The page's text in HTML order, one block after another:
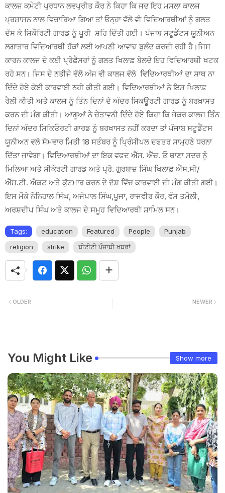
ਕਾਲਜ ਕਮੇਟੀ ਪ੍ਰਧਾਨ ਲਵਪ੍ਰੀਤ ਕੌਰ ਨੇ ਕਿਹਾ ਕਿ ਜਦ ਇਹ ਮਸਲਾ ਕਾਲਜ
ਪ੍ਰਸ਼ਾਸਨ ਨਾਲ ਵਿਚਾਰਿਆ ਗਿਆ ਤਾਂ ਓਨ੍ਹਾ ਵੱਲੋ ਵੀ ਵਿਦਿਆਰਥੀਆਂ ਨੂੰ ਗਲਤ
ਦੱਸ ਕੇ ਸਿਕੌਰਿਟੀ ਗਾਰਡ ਨੂੰ ਪੂਰੀ ਸ਼ਹਿ ਦਿੱਤੀ ਗਈ। ਪੰਜਾਬ ਸਟੂਡੈਂਟਸ ਯੂਨੀਅਨ
ਲਗਾਤਾਰ ਵਿਦਿਆਰਥੀ ਹੱਕਾਂ ਲਈ ਆਪਣੀ ਆਵਾਜ਼ ਬੁਲੰਦ ਕਰਦੀ ਰਹੀ ਹੈ।ਜਿਸ
ਕਾਰਨ ਕਾਲਜ ਦੇ ਕਈ ਪ੍ਰੋਫ਼ੈਸਰਾਂ ਨੂੰ ਗਲਤ ਖਿਲਾਫ਼ ਬੋਲਦੇ ਇਹ ਵਿਦਿਆਰਥੀ ਖਟਕ
ਰਹੇ ਸਨ। ਜਿਸ ਦੇ ਨਤੀਜੇ ਵੱਲੋ ਅੱਜ ਵੀ ਕਾਲਜ ਵੱਲੋ ਵਿਦਿਆਰਥੀਆਂ ਦਾ ਸਾਥ ਨਾ
ਦਿੰਦੇ ਹੋਏ ਕੋਈ ਕਾਰਵਾਈ ਨਹੀ ਕੀਤੀ ਗਈ। ਵਿਦਿਆਰਥੀਆਂ ਨੇ ਇਸ ਖਿਲਾਫ਼
ਰੈਲੀ ਕੀਤੀ ਅਤੇ ਕਾਲਜ ਨੂੰ ਤਿੰਨ ਦਿਨਾਂ ਦੇ ਅੰਦਰ ਸਿਕਊਰਟੀ ਗਾਰਡ ਨੂੰ ਬਰਖ਼ਾਸਤ
ਕਰਨ ਦੀ ਮੰਗ ਕੀਤੀ। ਆਗੂਆਂ ਨੇ ਚੇਤਾਵਨੀ ਦਿੰਦੇ ਹੋਏ ਕਿਹਾ ਕਿ ਜੇਕਰ ਕਾਲਜ ਤਿੰਨ
ਦਿਨਾਂ ਅੰਦਰ ਸਿਕਿਓਰਟੀ ਗਾਰਡ ਨੂੰ ਬਰਖਾਸਤ ਨਹੀਂ ਕਰਦਾ ਤਾਂ ਪੰਜਾਬ ਸਟੂਡੈਂਟਸ
ਯੂਨੀਅਨ ਵਲੋ ਸੋਮਵਾਰ ਮਿਤੀ 18 ਸਤੰਬਰ ਨੂੰ ਪ੍ਰਿੰਸੀਪਲ ਦਫਤਰ ਸਾਮ੍ਹਣੇ ਧਰਨਾ
ਦਿੱਤਾ ਜਾਵੇਗਾ। ਵਿਦਿਆਰਥੀਆਂ ਦਾ ਇਕ ਵਫਦ ਐੱਸ. ਐੱਚ. ਓ ਥਾਣਾ ਸਦਰ ਨੂੰ
ਮਿਲਿਆ ਅਤੇ ਸੀਕੌਰਟੀ ਗਾਰਡ ਅਤੇ ਪ੍ਰੋ. ਗੁਰਬਾਜ਼ ਸਿੰਘ ਖਿਲਾਫ਼ ਐੱਸ.ਸੀ/
ਐੱਸ.ਟੀ. ਐਕਟ ਅਤੇ ਕੁੱਟਮਾਰ ਕਰਨ ਦੇ ਦੋਸ਼ ਵਿੱਚ ਕਾਰਵਾਈ ਦੀ ਮੰਗ ਕੀਤੀ ਗਈ।
ਇਸ ਮੌਕੇ ਨੌਨਿਹਾਲ ਸਿੰਘ, ਅਜੇਪਾਲ ਸਿੰਘ,ਪੂਜਾ, ਰਾਜਵੀਰ ਕੌਰ, ਵੰਸ ਤਮੋਲੀ,
ਅਰਸ਼ਦੀਪ ਸਿੰਘ ਅਤੇ ਕਾਲਜ ਦੇ ਸਮੂਹ ਵਿਦਿਆਰਥੀ ਸ਼ਾਮਿਲ ਸਨ।
Tags: education Featured People
Punjab
religion
strike ਬੀਟੀਟੀ ਪੰਜਾਬੀ ਖ਼ਬਰਾਂ
NEWER
OLDER
You Might Like Show more